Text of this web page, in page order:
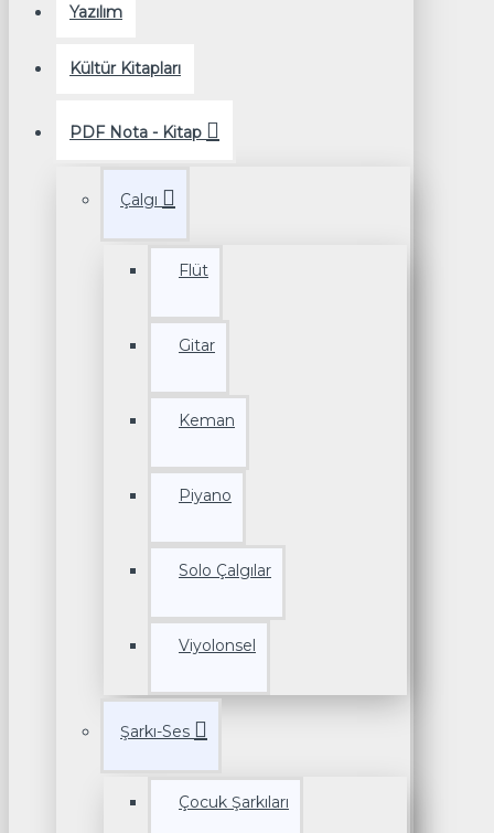
Yazılım
Kültür Kitapları
PDF Nota - Kitap
Çalgı
Flüt
Gitar
Keman
Piyano
Solo Çalgılar
Viyolonsel
Şarkı-Ses
Çocuk Şarkıları